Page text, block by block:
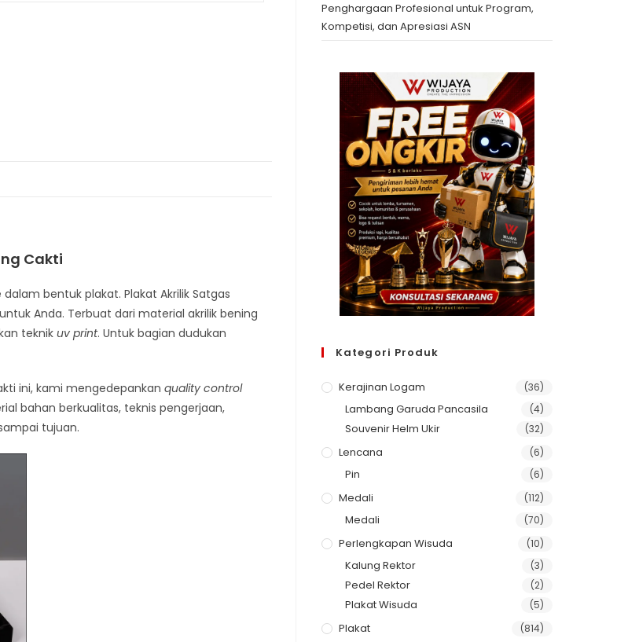
Cakti
bentuk plakat. Plakat Akrilik Satgas
Anda. Terbuat dari material akrilik bening
teknikuv print. Untuk bagian dudukan
ini, kami mengedepankan quality control
bahan berkualitas, teknis pengerjaan,
tujuan.
Penghargaan Profesional untuk Program,
Kompetisi, dan Apresiasi ASN
Kategori Produk
Kerajinan Logam (36)
Lambang Garuda Pancasila (4)
Souvenir Helm Ukir (32)
Lencana (6)
Pin (6)
Medali (112)
Medali (70)
Perlengkapan Wisuda (10)
Kalung Rektor (3)
Pedel Rektor (2)
Plakat Wisuda (5)
Plakat (814)